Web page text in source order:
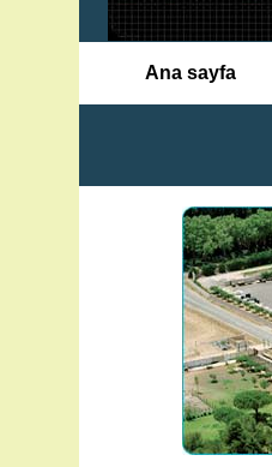
Ana sayfa